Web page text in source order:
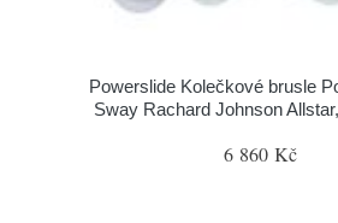
Powerslide Kolečkové brusle
Sway Rachard Johnson
6 860 Kč